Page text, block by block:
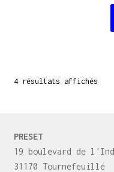
4 résultats affichésTrié
PRESET
19 boulevard de
31170 Tournefeuille